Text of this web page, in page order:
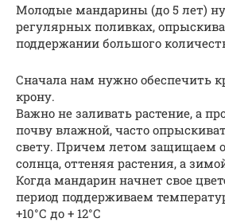
Молодые мандарины (до 5 лет)
регулярных поливках,
поддержании большого
Сначала нам нужно обеспечить
крону.
Важно не заливать растение, а
почву влажной, часто
свету. Причем летом защищаем
солнца, оттеняя растения, а
Когда мандарин начнет свое
период поддерживаем
+10°С до + 12°С